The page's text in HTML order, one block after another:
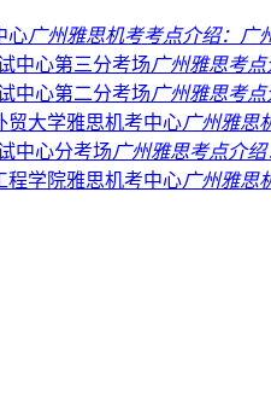
广州雅思机考考点介绍：广
广州雅思考
广州雅思考
广州雅思
广州雅思考点介
广州雅思